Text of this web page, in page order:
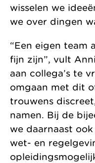
wisselen we
we over dingen
“Een eigen team
fijn zijn”, vult
aan collega’s te
omgaan met dit
trouwens
namen. Bij de
we daarnaast
wet- en